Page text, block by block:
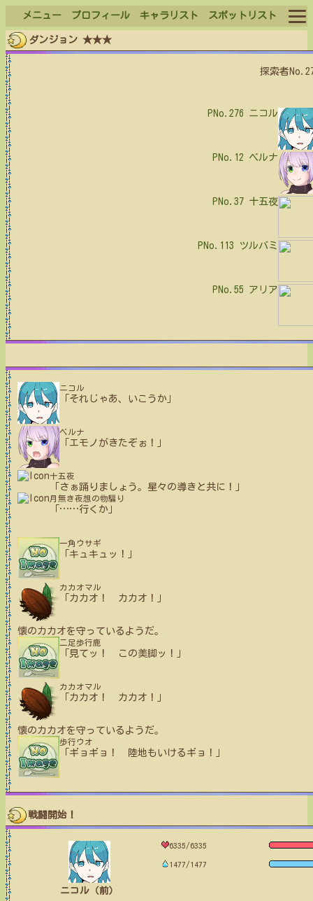
メニュー プロフィール キャラリスト スポットリスト
ログイン
ダンジョン ★★★
探索者
PNo.276 ニコル
PNo.12 ベルナ
PNo.37 十五夜
PNo.113 ツルバミ
PNo.55 アリア
ニコル
「それじゃあ、いこうか」
ベルナ
「エモノがきたぞぉ！」
十五夜
「さぁ踊りましょう。星々の導きと共に！」
月無き夜想の物騙り
……行くか」
一角ウサギ
「キュキュッ！」
カカオマル
「カカオ！ カカオ！」
懐のカカオを守っているようだ。
二足歩行鹿
「見てッ！ この美脚ッ！」
カカオマル
「カカオ！ カカオ！」
懐のカカオを守っているようだ。
歩行ウオ
「ギョギョ！ 陸地もいけるギョ！」
戦闘開始！
ニコル（前）
6335/6335
1477/1477